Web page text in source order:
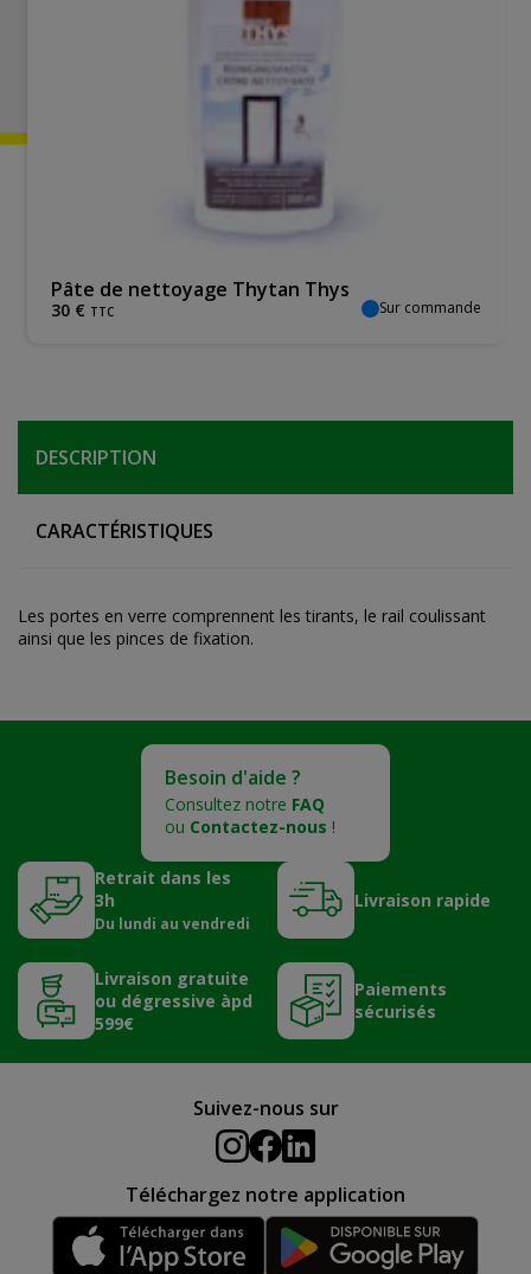
Thys
Sur commande
Serrure thytan Thys
TTC
DESCRIPTION
CARACTÉRISTIQUES
Les portes en verre comprennent les tirants, le rail coulissant
ainsi que les pinces de fixation.
Besoin d'aide ?
Consultez notre FAQ
ou Contactez-nous !
Retrait dans les
3h
Du lundi au vendredi
Livraison rapide
Livraison gratuite
ou dégressive àpd
599€
Paiements
sécurisés
Suivez-nous sur
Téléchargez notre application